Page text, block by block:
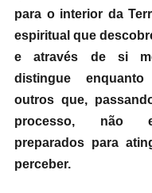
para o interior da
espiritual que
e através de si
distingue
outros que,
processo, não
preparados para
perceber.